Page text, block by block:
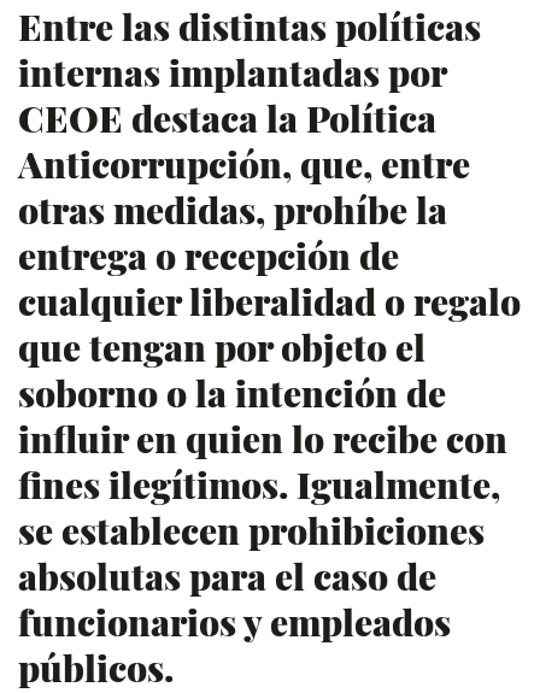
Entre las distintas políticas
internas implantadas por
CEOE destaca la Política
Anticorrupción, que, entre
otras medidas, prohíbe la
entrega o recepción de
cualquier liberalidad o regalo
que tengan por objeto el
soborno o la intención de
influir en quien lo recibe con
fines ilegítimos. Igualmente,
se establecen prohibiciones
absolutas para el caso de
funcionarios y empleados
públicos.